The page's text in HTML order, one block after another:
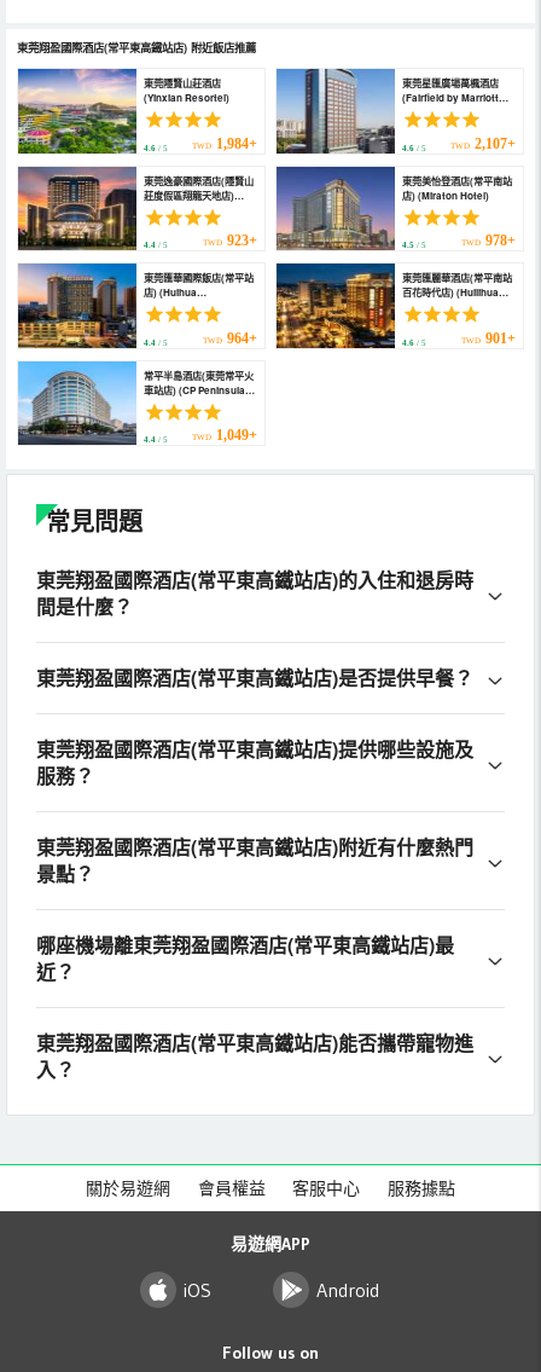
東莞翔盈國際酒店(常平東高鐵站店) 附近飯店推薦
東莞隱賢山莊酒店
(Yinxian Resortel)
4.6 / 5 TWD 1,984+
東莞星匯廣場萬楓酒店
(Fairfield by Marriott
Dongguan Changping)
4.6/ 5 TWD 2,107+
東莞逸豪國際酒店(隱賢山
莊度假區翔龍天地店)
(Yihao International
Hotel)
4.4 / 5 TWD 923+
東莞美怡登酒店(常平南站
店) (Miraton Hotel)
4.5/ 5 TWD 978+
東莞匯華國際飯店(常平站
店) (Huihua
International Hotel)
4.4 / 5 TWD 964+
東莞匯麗華酒店(常平南站
百花時代店) (Huilihua
Hotel)
4.6/ 5 TWD 901+
常平半島酒店(東莞常平火
車站店) (CP Peninsula
Hotel)
4.4 / 5 TWD 1,049+
常見問題
東莞翔盈國際酒店(常平東高鐵站店)的入住和退房時
間是什麼？
東莞翔盈國際酒店(常平東高鐵站店)是否提供早餐？
東莞翔盈國際酒店(常平東高鐵站店)提供哪些設施及
服務？
東莞翔盈國際酒店(常平東高鐵站店)附近有什麼熱門
景點？
哪座機場離東莞翔盈國際酒店(常平東高鐵站店)最
近？
東莞翔盈國際酒店(常平東高鐵站店)能否攜帶寵物進
入？
關於易遊網 會員權益 客服中心 服務據點
易遊網APP
iOS Android
Follow us on